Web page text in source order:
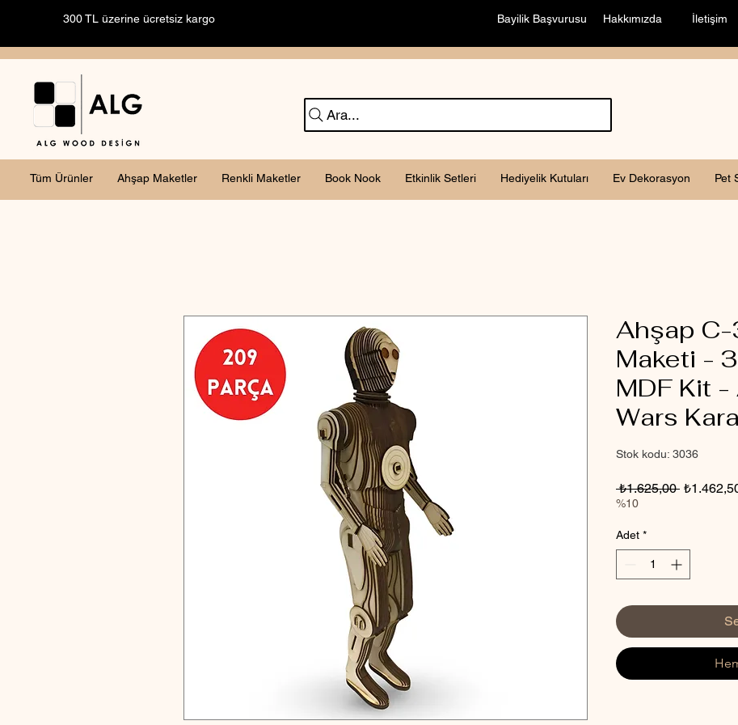
300 TL üzerine ücretsiz kargo İletişim
Hakkımızda
Bayilik Başvurusu
Ara...
Tüm Ürünler Ahşap Maketler Renkli Maketler Book Nook Etkinlik Setleri Hediyelik Kutuları Ev Dekorasyon Pet
Ahşap C-
Maketi -
MDF Kit
Wars
Stok kodu: 3036
₺1.625,00 Normal
%10
Adet *